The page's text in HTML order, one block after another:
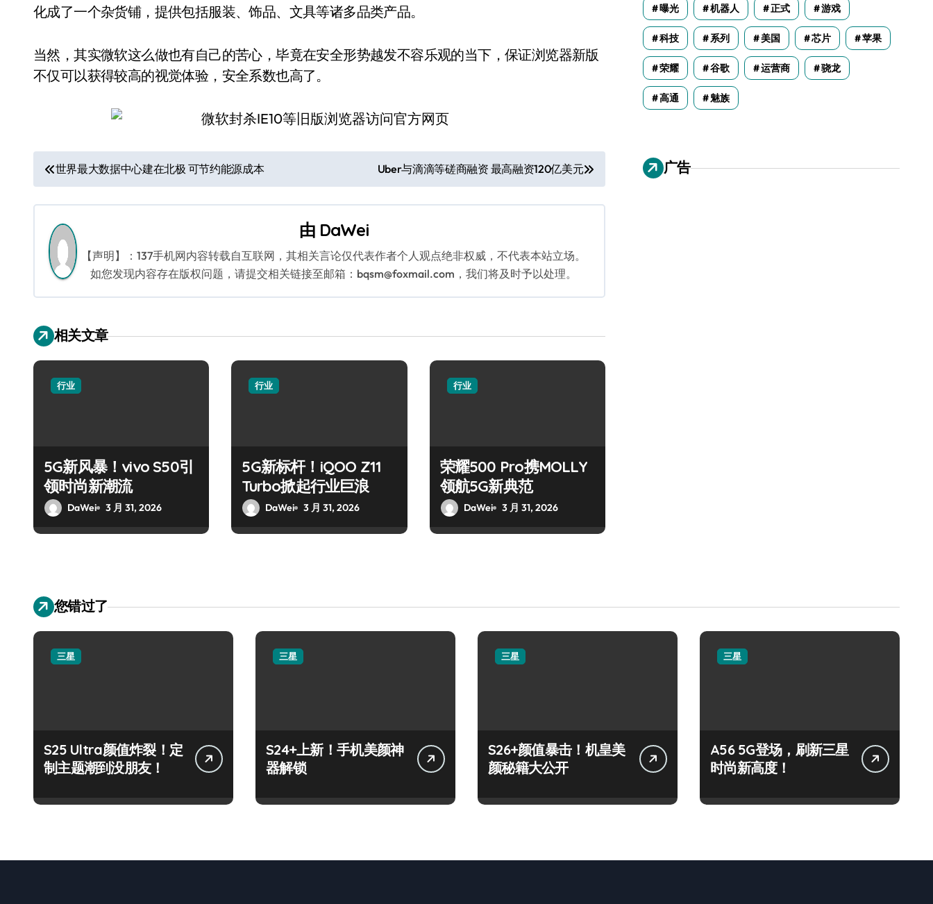
化成了一个杂货铺，提供包括服装、饰品、文具等诸多品类产品。
当然，其实微软这么做也有自己的苦心，毕竟在安全形势越发不容乐观的当下，保证浏览器新版
不仅可以获得较高的视觉体验，安全系数也高了。
文
章
导
航
世界最大数据中心建在北极 可节约能源成本 Uber与滴滴等磋商融资 最高融资120亿美元
由 DaWei
【声明】：137手机网内容转载自互联网，其相关言论仅代表作者个人观点绝非权威，不代表本站立场。
如您发现内容存在版权问题，请提交相关链接至邮箱：bqsm@foxmail.com，我们将及时予以处理。
相关文章
行业
5G新风暴！vivo S50引
领时尚新潮流
DaWei 3 月 31, 2026
行业
5G新标杆！iQOO Z11
Turbo掀起行业巨浪
DaWei 3 月 31, 2026
行业
荣耀500 Pro携MOLLY
领航5G新典范
DaWei 3 月 31, 2026
曝光 机器人 正式 游戏
科技 系列 美国 芯片 苹果
荣耀 谷歌 运营商 骁龙
高通 魅族
广告
您错过了
三星
S25 Ultra颜值炸裂！定
制主题潮到没朋友！
三星
S24+上新！手机美颜神
器解锁
三星
S26+颜值暴击！机皇美
颜秘籍大公开
三星
A56 5G登场，刷新三星
时尚新高度！